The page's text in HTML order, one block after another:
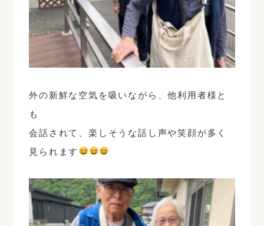
外の新鮮な空気を吸いながら、他利用者様と
も
会話されて、楽しそうな話し声や笑顔が多く
見られます